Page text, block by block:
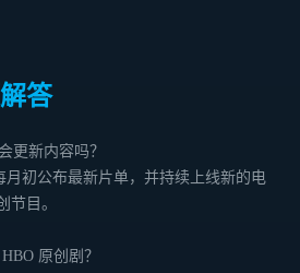
答
更新内容吗？
初公布最新片单，并持续上线新的电
节目。
原创剧？